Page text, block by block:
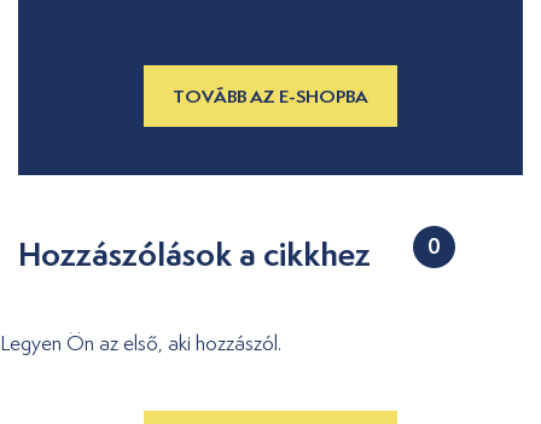
TOVÁBB AZ E-SHOPBA
Hozzászólások a cikkhez 0
Legyen Ön az első, aki hozzászól.